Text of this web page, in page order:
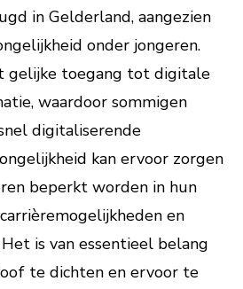
in Gelderland, aangezien
onder jongeren.
gelijke toegang tot digitale
waardoor sommigen
digitaliserende
kan ervoor zorgen
beperkt worden in hun
en
is van essentieel belang
te dichten en ervoor te